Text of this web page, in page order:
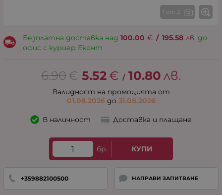
1 от 2
Безплатна доставка над 100.00 € / 195.58 лв. до
офис с куриер Еконт
6.90€ 5.52 € / 10.80 лв.
Валидност на промоцията от
01.08.2026 до 31.08.2026
В наличност Доставка и плащане
бр. КУПИ
+359882100500 НАПРАВИ ЗАПИТВАНЕ